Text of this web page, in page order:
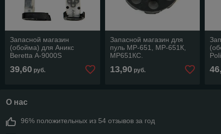
Запасной магазин
(обойма) для Аникс
Beretta А-9000S
39,60 руб.
Запасной магазин для
пуль МР-651, МР-651К,
МР651КС.
13,90руб.
О нас
96% положительных из 54 отзывов за год